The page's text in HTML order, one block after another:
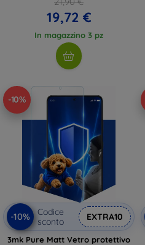
19,72 €
In magazzino 3 pz
-10%
-10%
Codice
sconto
EXTRA10
3mk Pure Matt Vetro protettivo